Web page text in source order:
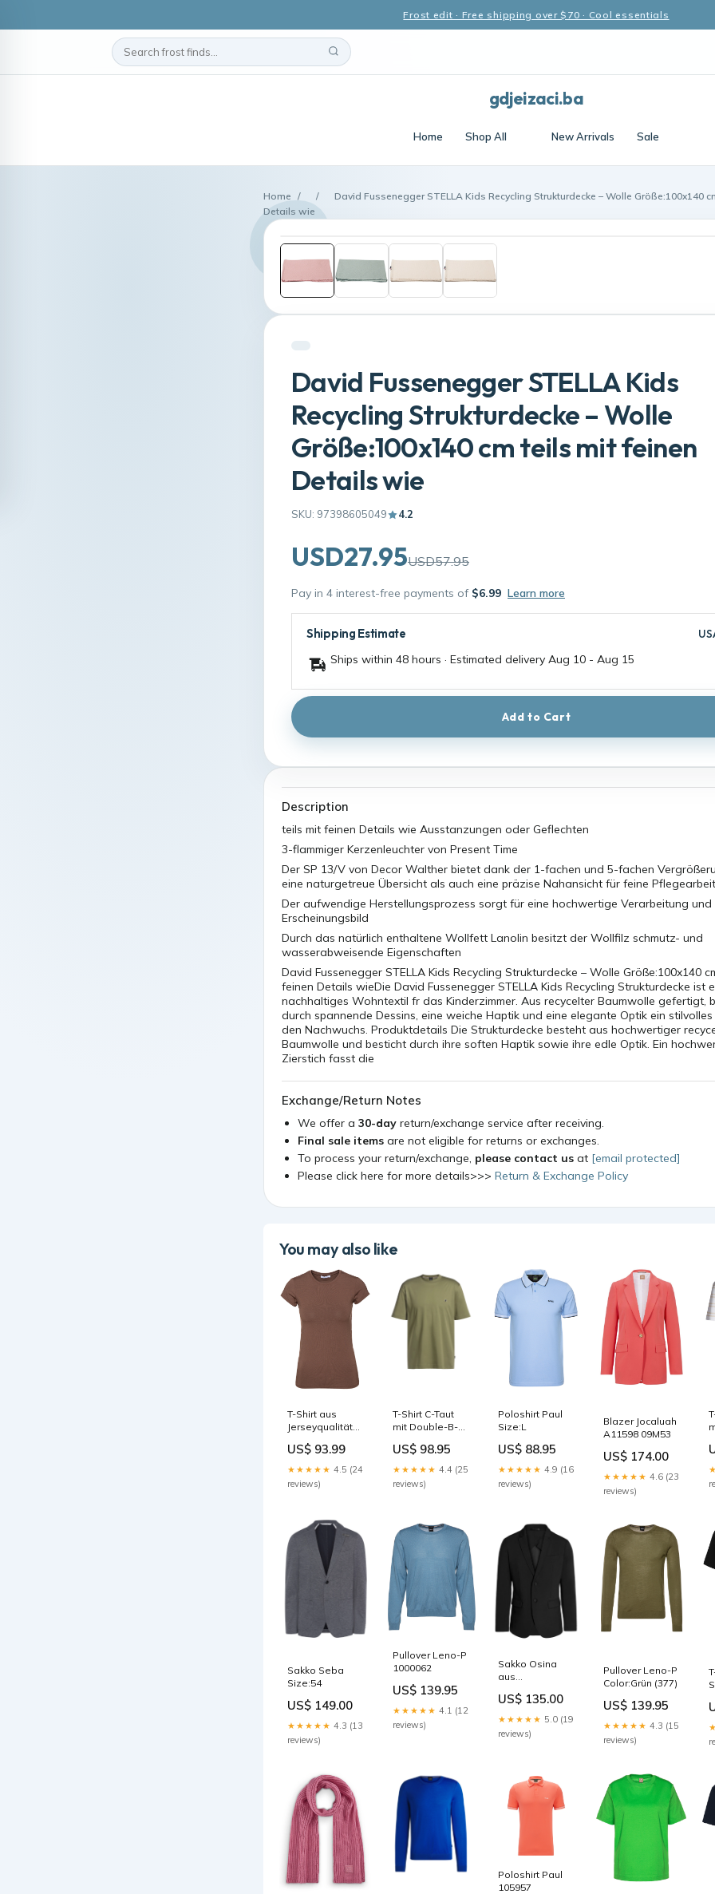
Frost edit · Free shipping over $70 · Cool essentials
gdjeizaci.ba
Home Shop All New Arrivals Sale
Home / /
David Fussenegger STELLA Kids Recycling Strukturdecke – Wolle Größe:100x140
Details wie
David Fussenegger STELLA Kids
Recycling Strukturdecke – Wolle
Größe:100x140 cm teils mit feinen
Details wie
SKU: 97398605049 4.2
USD27.95USD57.95
Pay in 4 interest-free payments of $6.99 Learn more
Shipping Estimate
Ships within 48 hours · Estimated delivery Aug 10 - Aug 15
Add to Cart
Description
teils mit feinen Details wie Ausstanzungen oder Geflechten
3-flammiger Kerzenleuchter von Present Time
Der SP 13/V von Decor Walther bietet dank der 1-fachen und 5-fachen
eine naturgetreue Übersicht als auch eine präzise Nahansicht für feine
Der aufwendige Herstellungsprozess sorgt für eine hochwertige Verarbeitung und
Erscheinungsbild
Durch das natürlich enthaltene Wollfett Lanolin besitzt der Wollfilz schmutz- und
wasserabweisende Eigenschaften
David Fussenegger STELLA Kids Recycling Strukturdecke – Wolle Größe:100x140
feinen Details wieDie David Fussenegger STELLA Kids Recycling Strukturdecke ist
nachhaltiges Wohntextil fr das Kinderzimmer. Aus recycelter Baumwolle gefertigt,
durch spannende Dessins, eine weiche Haptik und eine elegante Optik ein
den Nachwuchs. Produktdetails Die Strukturdecke besteht aus hochwertiger
Baumwolle und besticht durch ihre soften Haptik sowie ihre edle Optik. Ein
Zierstich fasst die
Exchange/Return Notes
We offer a 30-day return/exchange service after receiving.
Final sale items are not eligible for returns or exchanges.
To process your return/exchange, please contact us at [email protected]
Please click here for more details>>> Return & Exchange Policy
You may also like
T-Shirt aus
Jerseyqualität
US$ 93.99
★★★★★ 4.5 (24
reviews)
T-Shirt C-Taut
mit Double-B-
Size:XXL
US$ 98.95
★★★★★ 4.4 (25
reviews)
Poloshirt Paul
Size:L
US$ 88.95
★★★★★ 4.9 (16
reviews)
Blazer Jocaluah
A11598 09M53
US$ 174.00
★★★★★ 4.6 (23
reviews)
Sakko Seba
Size:54
US$ 149.00
★★★★★ 4.3 (13
reviews)
Pullover Leno-P
1000062
US$ 139.95
★★★★★ 4.1 (12
reviews)
Sakko Osina
aus
Stretch
30048428-
90025683
US$ 135.00
★★★★★ 5.0 (19
reviews)
Pullover Leno-P
Color:Grün (377)
US$ 139.95
★★★★★ 4.3 (15
reviews)
Poloshirt Paul
105957